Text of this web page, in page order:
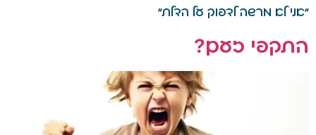
"אני לא מרשה לדפוק על הדלת"
התקפי זעם?